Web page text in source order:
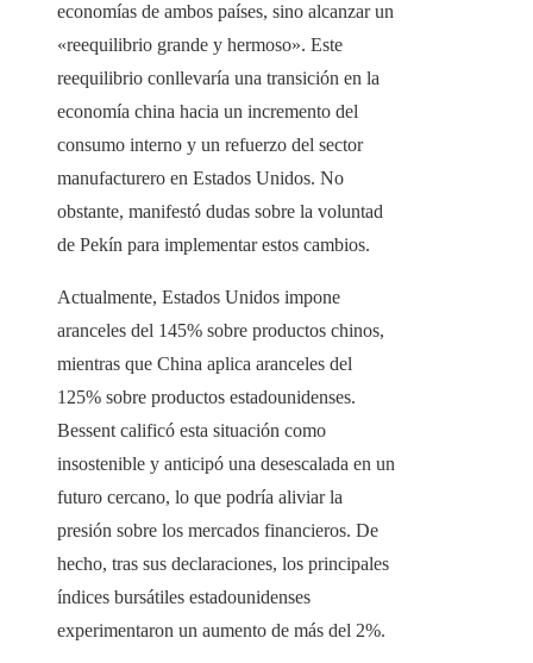
economías de ambos países, sino alcanzar un
«reequilibrio grande y hermoso». Este
reequilibrio conllevaría una transición en la
economía china hacia un incremento del
consumo interno y un refuerzo del sector
manufacturero en Estados Unidos. No
obstante, manifestó dudas sobre la voluntad
de Pekín para implementar estos cambios.
Actualmente, Estados Unidos impone
aranceles del 145% sobre productos chinos,
mientras que China aplica aranceles del
125% sobre productos estadounidenses.
Bessent calificó esta situación como
insostenible y anticipó una desescalada en un
futuro cercano, lo que podría aliviar la
presión sobre los mercados financieros. De
hecho, tras sus declaraciones, los principales
índices bursátiles estadounidenses
experimentaron un aumento de más del 2%.